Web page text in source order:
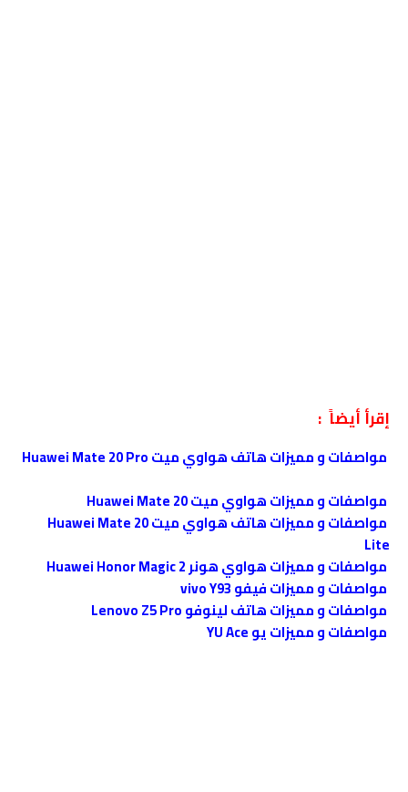
إقرأ أيضاً :
مواصفات و مميزات هاتف هواوي ميت Huawei Mate 20 Pro
مواصفات و مميزات هواوي ميت Huawei Mate 20
مواصفات و مميزات هاتف هواوي ميت Huawei Mate 20
Lite
مواصفات و مميزات هواوي هونر Huawei Honor Magic 2
مواصفات و مميزات فيفو vivo Y93
مواصفات و مميزات هاتف لينوفو Lenovo Z5 Pro
مواصفات و مميزات يو YU Ace